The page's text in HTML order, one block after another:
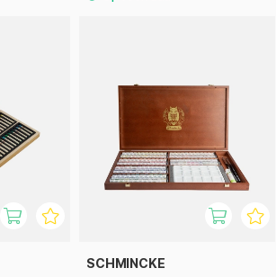
SCHMINCKE